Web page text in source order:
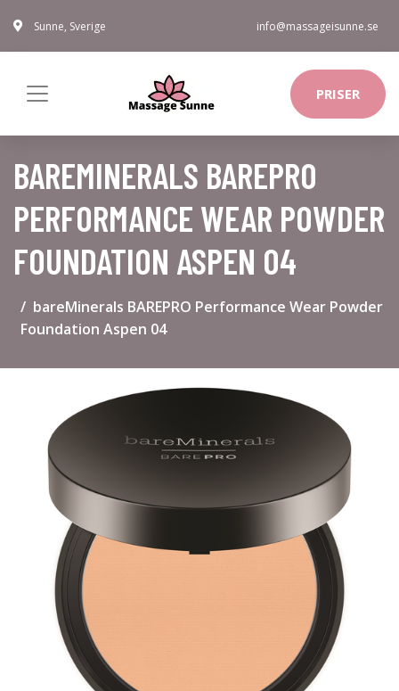
Sunne, Sverige info@massageisunne.se
PRISER
BAREMINERALS BAREPRO
PERFORMANCE WEAR POWDER
FOUNDATION ASPEN 04
bareMinerals BAREPRO Performance Wear Powder
Foundation Aspen 04